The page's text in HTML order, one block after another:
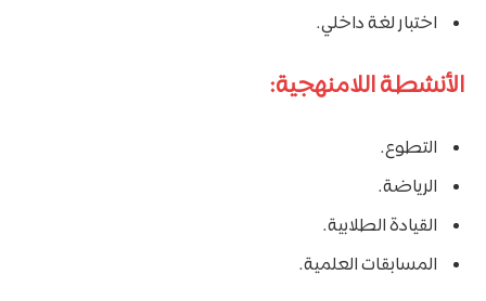
اختبار لغة داخلي.
الأنشطة اللامنهجية:
التطوع.
الرياضة.
القيادة الطلابية.
المسابقات العلمية.